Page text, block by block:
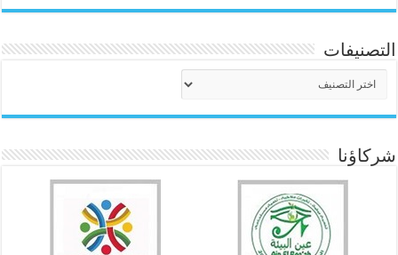
التصنيفات
شركاؤنا